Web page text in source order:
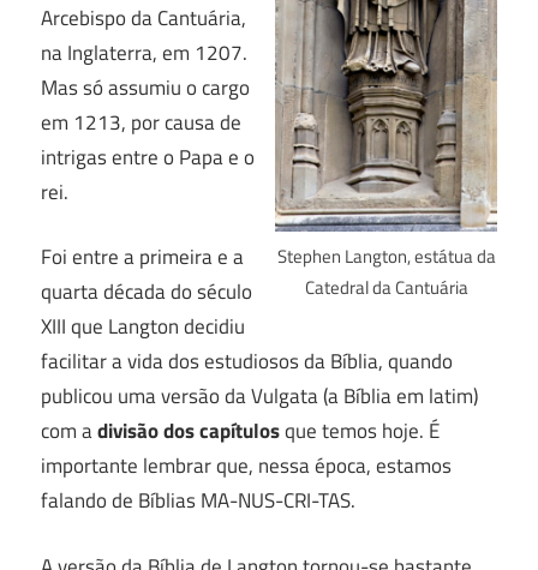
Stephen Langton, estátua da
Catedral da Cantuária
Arcebispo da Cantuária,
na Inglaterra, em 1207.
Mas só assumiu o cargo
em 1213, por causa de
intrigas entre o Papa e o
rei.
Foi entre a primeira e a
quarta década do século
XIII que Langton decidiu
facilitar a vida dos estudiosos da Bíblia, quando
publicou uma versão da Vulgata (a Bíblia em latim)
com adivisão dos capítulosque temos hoje. É
importante lembrar que, nessa época, estamos
falando de Bíblias MA-NUS-CRI-TAS.